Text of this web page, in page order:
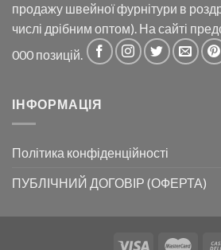
продажу швейної фурнітури в
числі дрібним оптом). На сайті
000 позицій.
ІНФОРМАЦІЯ
Політика конфіденційності
ПУБЛІЧНИЙ ДОГОВІР (ОФЕРТА)